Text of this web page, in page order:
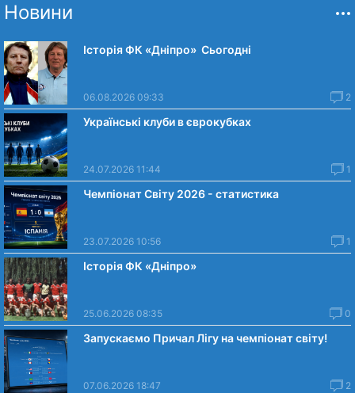
Новини
Історія ФК «Дніпро» Сьогодні
06.08.2026 09:33 2
Українські клуби в єврокубках
24.07.2026 11:44 1
Чемпіонат Світу 2026 - статистика
23.07.2026 10:56 1
Історія ФК «Дніпро»
25.06.2026 08:35 0
Запускаємо Причал Лігу на чемпіонат світу!
07.06.2026 18:47 2